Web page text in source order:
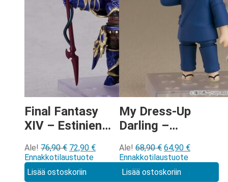
Final Fantasy
XIV – Estinien
[3096]
Ale! 76,90€ Alkuperäinen
hinta
oli:
76,90 €.
72,90 €Nykyinen
72,90 €.
Ennakkotilaustuote
Lisää ostoskoriin
My Dress-Up
Darling –
Nendoroid
[2434]
Ale! 68,90€ Alkuperäinen
hinta
oli:
68,90 €.
64,90 €Nykyinen
Ennakkotilaustuote
Lisää ostoskoriin